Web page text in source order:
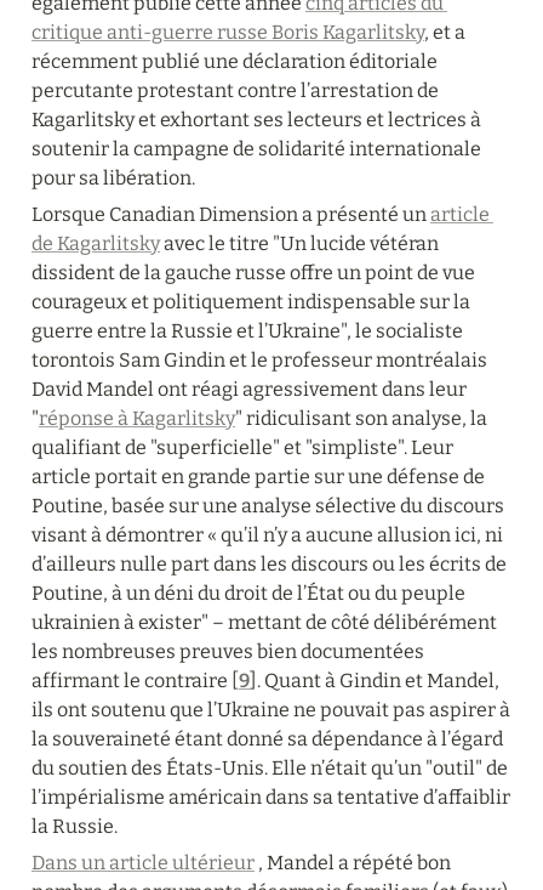
critique anti-guerre russe Boris Kagarlitsky, et a
récemment publié une déclaration éditoriale
percutante protestant contre l’arrestation de
Kagarlitsky et exhortant ses lecteurs et lectrices à
soutenir la campagne de solidarité internationale
pour sa libération.
Lorsque Canadian Dimension a présenté un article
de Kagarlitsky avec le titre "Un lucide vétéran
dissident de la gauche russe offre un point de vue
courageux et politiquement indispensable sur la
guerre entre la Russie et l’Ukraine", le socialiste
torontois Sam Gindin et le professeur montréalais
David Mandel ont réagi agressivement dans leur
"réponse à Kagarlitsky" ridiculisant son analyse, la
qualifiant de "superficielle" et "simpliste". Leur
article portait en grande partie sur une défense de
Poutine, basée sur une analyse sélective du discours
visant à démontrer « qu’il n’y a aucune allusion ici, ni
d’ailleurs nulle part dans les discours ou les écrits de
Poutine, à un déni du droit de l’État ou du peuple
ukrainien à exister" – mettant de côté délibérément
les nombreuses preuves bien documentées
affirmant le contraire [9]. Quant à Gindin et Mandel,
ils ont soutenu que l’Ukraine ne pouvait pas aspirer à
la souveraineté étant donné sa dépendance à l’égard
du soutien des États-Unis. Elle n’était qu’un "outil" de
l’impérialisme américain dans sa tentative d’affaiblir
la Russie.
Dans un article ultérieur , Mandel a répété bon